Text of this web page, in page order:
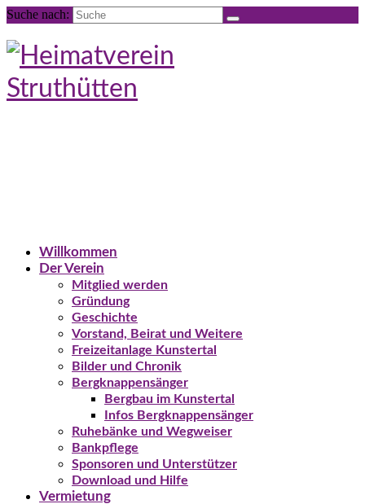
Suche nach:
Willkommen
Der Verein
Mitglied werden
Gründung
Geschichte
Vorstand, Beirat und Weitere
Freizeitanlage Kunstertal
Bilder und Chronik
Bergknappensänger
Bergbau im Kunstertal
Infos Bergknappensänger
Ruhebänke und Wegweiser
Bankpflege
Sponsoren und Unterstützer
Download und Hilfe
Vermietung